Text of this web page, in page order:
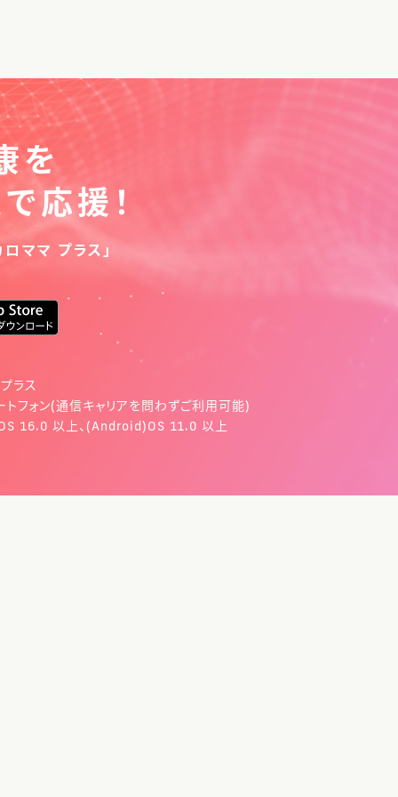
を
応援！
ママ プラス」
ラス
フォン(通信キャリアを問わずご利用可能)
16.0 以上、(Android)OS 11.0 以上